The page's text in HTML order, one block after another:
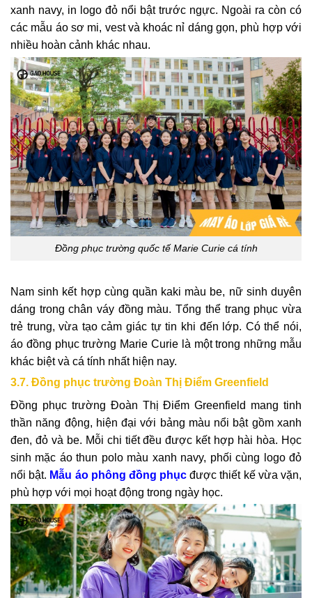
xanh navy, in logo đỏ nổi bật trước ngực. Ngoài ra còn có
các mẫu áo sơ mi, vest và khoác nỉ dáng gọn, phù hợp với
nhiều hoàn cảnh khác nhau.
Đồng phục trường quốc tế Marie Curie cá tính
Nam sinh kết hợp cùng quần kaki màu be, nữ sinh duyên
dáng trong chân váy đồng màu. Tổng thể trang phục vừa
trẻ trung, vừa tạo cảm giác tự tin khi đến lớp. Có thể nói,
áo đồng phục trường Marie Curie là một trong những mẫu
khác biệt và cá tính nhất hiện nay.
3.7. Đồng phục trường Đoàn Thị Điểm Greenfield
Đồng phục trường Đoàn Thị Điểm Greenfield mang tinh
thần năng động, hiện đại với bảng màu nổi bật gồm xanh
đen, đỏ và be. Mỗi chi tiết đều được kết hợp hài hòa. Học
sinh mặc áo thun polo màu xanh navy, phối cùng logo đỏ
nổi bật. Mẫu áo phông đồng phục được thiết kế vừa vặn,
phù hợp với mọi hoạt động trong ngày học.